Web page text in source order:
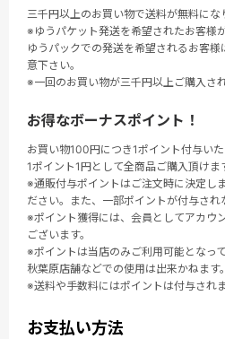
三千円以上のお買い物で送料が無料にな
※ゆうパケット発送を希望されたお客様
ゆうパックでの発送を希望されるお客
意下さい。
※一回のお買い物が三千円以上ご購入さ
お得なボーナスポイント！
お買い物100円につき1ポイント付与いた
1ポイント1円として全商品ご購入頂けま
※通販付与ポイントはご注文時に決定し
ださい。また、一部ポイントが付与され
※ポイント獲得には、会員としてアカウ
ございます。
※ポイントは当店のみご利用可能となっ
秋葉原店舗などでの使用は出来かねます。
※送料や手数料にはポイントは付与されま
お支払い方法